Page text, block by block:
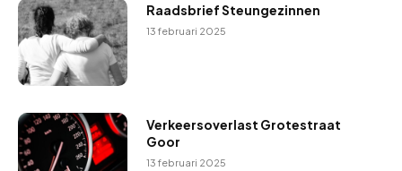
Raadsbrief Steungezinnen
13 februari 2025
Verkeersoverlast Grotestraat
Goor
13 februari 2025